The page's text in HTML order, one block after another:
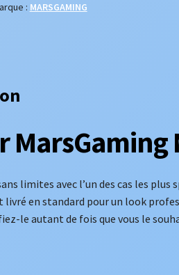
: MARSGAMING
MarsGaming
limites avec l’un des cas les plus
livré en standard pour un look
le autant de fois que vous le